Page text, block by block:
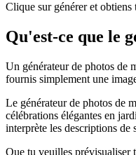
Clique sur générer et
Qu'est-ce que le
Un générateur de photos de
fournis simplement une
Le générateur de photos de
célébrations élégantes en
interprète les descriptions de
Que tu veuilles prévisualiser